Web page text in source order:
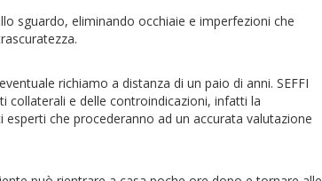
sguardo, eliminando occhiaie e imperfezioni che
richiamo a distanza di un paio di anni. SEFFI
collaterali e delle controindicazioni, infatti la
che procederanno ad un accurata valutazione